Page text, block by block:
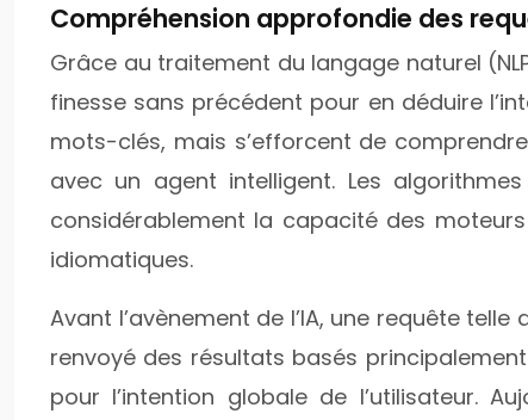
Compréhension approfondie des
Grâce au traitement du langage naturel
finesse sans précédent pour en déduire
mots-clés, mais s’efforcent de
avec un agent intelligent. Les
considérablement la capacité des
idiomatiques.
Avant l’avènement de l’IA, une requête
renvoyé des résultats basés
pour l’intention globale de l’utilisateur.